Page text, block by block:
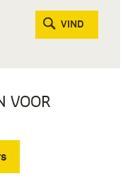
VIND
VOOR